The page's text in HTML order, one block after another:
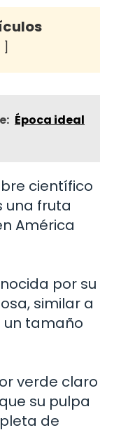
Época ideal
científico
una fruta
América
por su
similar a
un tamaño
verde claro
su pulpa
de